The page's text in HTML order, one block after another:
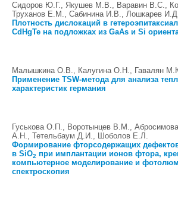
Сидоров Ю.Г., Якушев М.В., Варавин В.С.,
Труханов Е.М., Сабинина И.В., Лошкарев
Плотность дислокаций в
CdHgTe на подложках из GaAs и Si
Малышкина О.В., Калугина О.Н., Гавалян
Применение TSW-метода для анализа
характеристик германия
Гуськова О.П., Воротынцев В.М.,
А.Н., Тетельбаум Д.И., Шоболов Е.Л.
Формирование фторсодержащих
в SiO2 при имплантации ионов фтора,
компьютерное моделирование и
спектроскопия